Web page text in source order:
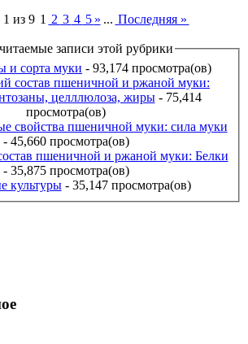
из 9 1 2 3 4 5 » ... Последняя »
записи этой рубрики
и сорта муки - 93,174 просмотра(ов)
состав пшеничной и ржаной муки:
целллюлоза, жиры- 75,414
просмотра(ов)
свойства пшеничной муки: сила муки
- 45,660 просмотра(ов)
пшеничной и ржаной муки: Белки
- 35,875 просмотра(ов)
культуры- 35,147 просмотра(ов)